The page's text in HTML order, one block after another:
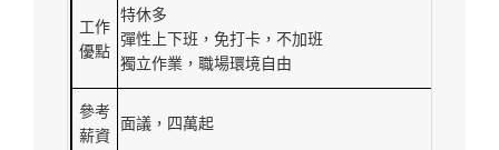
工作
優點
特休多
彈性上下班，免打卡，不加班
獨立作業，職場環境自由
參考
薪資
面議，四萬起